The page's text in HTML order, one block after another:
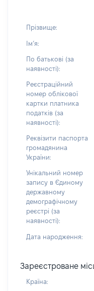
Прізвище:
Імʼя:
По батькові (за
наявності):
Реєстраційний
номер облікової
картки платника
податків (за
наявності):
Реквізити паспорта
громадянина
України:
Унікальний номер
запису в Єдиному
державному
демографічному
реєстрі (за
наявності):
Дата народження:
Зареєстроване
Країна: